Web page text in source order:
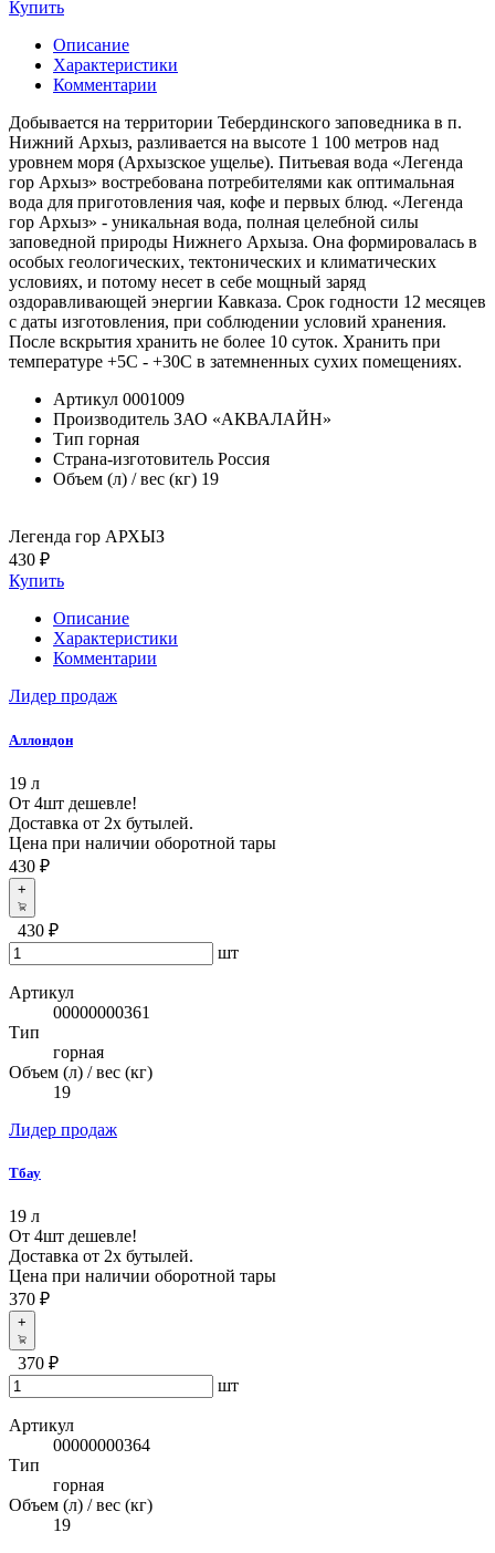
Купить
Описание
Характеристики
Комментарии
Добывается на территории Тебердинского заповедника в п.
Нижний Архыз, разливается на высоте 1 100 метров над
уровнем моря (Архызское ущелье). Питьевая вода «Легенда
гор Архыз» востребована потребителями как оптимальная
вода для приготовления чая, кофе и первых блюд. «Легенда
гор Архыз» - уникальная вода, полная целебной силы
заповедной природы Нижнего Архыза. Она формировалась в
особых геологических, тектонических и климатических
условиях, и потому несет в себе мощный заряд
оздоравливающей энергии Кавказа. Срок годности 12 месяцев
с даты изготовления, при соблюдении условий хранения.
После вскрытия хранить не более 10 суток. Хранить при
температуре +5С - +30С в затемненных сухих помещениях.
Артикул 0001009
Производитель ЗАО «АКВАЛАЙН»
Тип горная
Страна-изготовитель Россия
Объем (л) / вес (кг) 19
Легенда гор АРХЫЗ
430 ₽
Купить
Описание
Характеристики
Комментарии
Лидер продаж
Аллондон
19 л
От 4шт дешевле!
Доставка от 2х бутылей.
Цена при наличии оборотной тары
430 ₽
+
430 ₽
шт
Артикул
00000000361
Тип
горная
Объем (л) / вес (кг)
19
Лидер продаж
Тбау
19 л
От 4шт дешевле!
Доставка от 2х бутылей.
Цена при наличии оборотной тары
370 ₽
+
370 ₽
шт
Артикул
00000000364
Тип
горная
Объем (л) / вес (кг)
19